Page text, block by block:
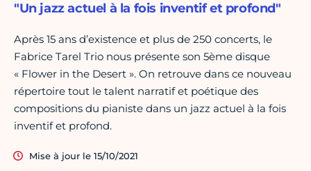
"Un jazz actuel à la fois inventif et profond"
Après 15 ans d’existence et plus de 250 concerts, le
Fabrice Tarel Trio nous présente son 5ème disque
« Flower in the Desert ». On retrouve dans ce nouveau
répertoire tout le talent narratif et poétique des
compositions du pianiste dans un jazz actuel à la fois
inventif et profond.
Mise à jour le 15/10/2021